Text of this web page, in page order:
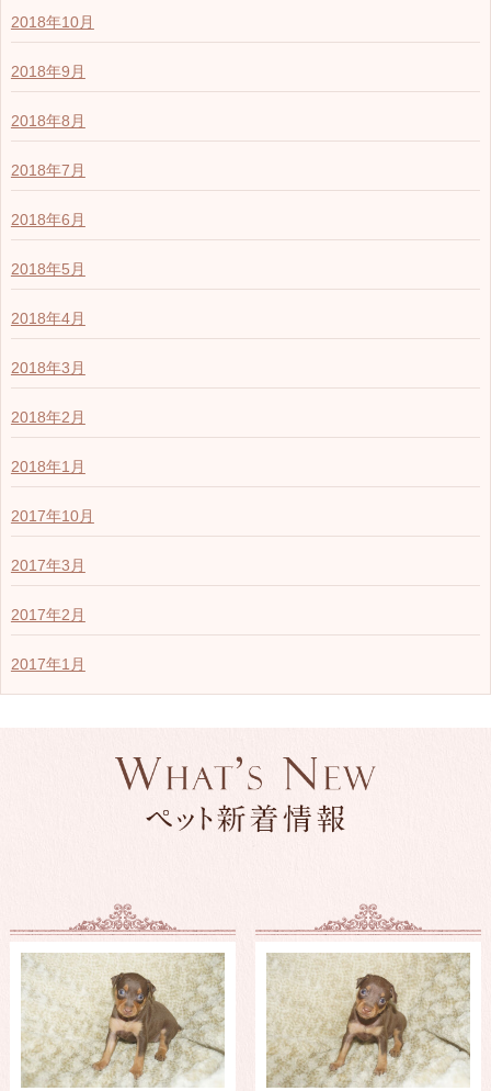
2018年10月
2018年9月
2018年8月
2018年7月
2018年6月
2018年5月
2018年4月
2018年3月
2018年2月
2018年1月
2017年10月
2017年3月
2017年2月
2017年1月